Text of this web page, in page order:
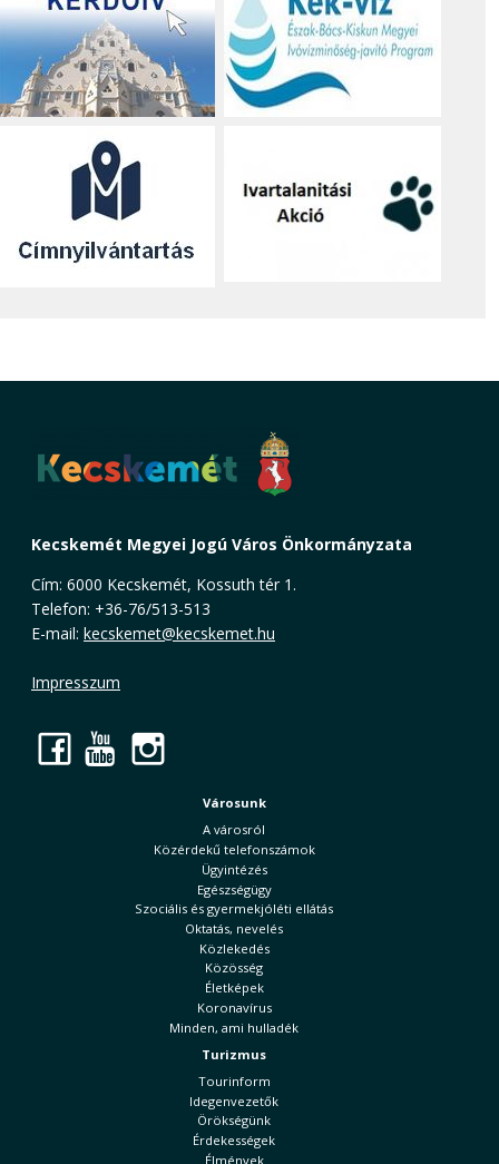
Kecskemét Megyei Jogú Város Önkormányzata
Cím: 6000 Kecskemét, Kossuth tér 1.
Telefon: +36-76/513-513
E-mail: kecskemet@kecskemet.hu
Impresszum
Facebook
YouTube
Városunk
A városról
Közérdekű telefonszámok
Ügyintézés
Egészségügy
Szociális és gyermekjóléti ellátás
Oktatás, nevelés
Közlekedés
Közösség
Életképek
Koronavírus
Minden, ami hulladék
Turizmus
Tourinform
Idegenvezetők
Örökségünk
Érdekességek
Élmények